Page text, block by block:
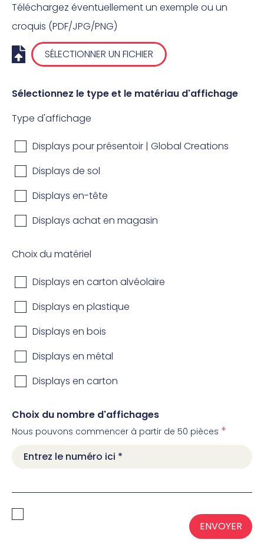
Téléchargez éventuellement un exemple ou un
croquis (PDF/JPG/PNG)
SÉLECTIONNER UN FICHIER
Sélectionnez le type et le matériau d'affichage
Type d'affichage
Displays pour présentoir | Global Creations
Displays de sol
Displays en-tête
Displays achat en magasin
Choix du matériel
Displays en carton alvéolaire
Displays en plastique
Displays en bois
Displays en métal
Displays en carton
Choix du nombre d'affichages
Nous pouvons commencer à partir de 50 pièces *
ENVOYER